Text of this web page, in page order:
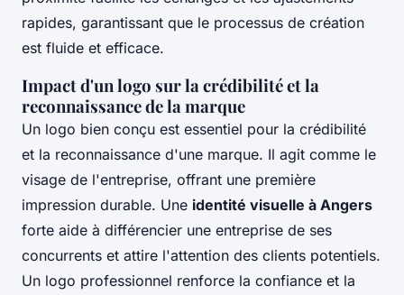
rapides, garantissant que le processus de création
est fluide et efficace.
Impact d'un logo sur la crédibilité et la
reconnaissance de la marque
Un logo bien conçu est essentiel pour la crédibilité
et la reconnaissance d'une marque. Il agit comme le
visage de l'entreprise, offrant une première
impression durable. Une identité visuelle à Angers
forte aide à différencier une entreprise de ses
concurrents et attire l'attention des clients potentiels.
Un logo professionnel renforce la confiance et la